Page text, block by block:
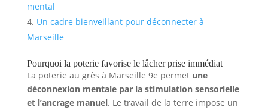
mental
Un cadre bienveillant pour déconnecter à
Marseille
Pourquoi la poterie favorise le lâcher prise immédiat
La poterie au grès à Marseille 9e permet une
déconnexion mentale par la stimulation sensorielle
et l’ancrage manuel. Le travail de la terre impose un